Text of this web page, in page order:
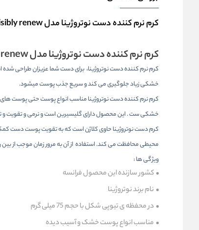
کرم نرم کننده دست نوتروژینا مدل visibly renew
کرم نرم کننده دست نوتروژینا مدل visibly renew
کرم نرم کننده دست نوتروژینا، برای دست شما عزیزان طراحی
خشکی زیاد جلوگیری می کند و سریع جذب پوست میشود.
کرم نرم کننده دست نوتروژینا مناسب انواع پوست حتی پوست
خشکی ست . این محصول دارای گلیسیرین است و نرمی و تقویت و
محیطی محافظت می کند. استفاده از آن به مرور زمان موجب از
ویژگی ها :
کشور سازنده این محصول فرانسه
نام برند نوتروژینا
در محفظه ی تیوپی شکل با حجم 75 میلی گرم
مناسب انواعپوست خشک و آسیب دیده